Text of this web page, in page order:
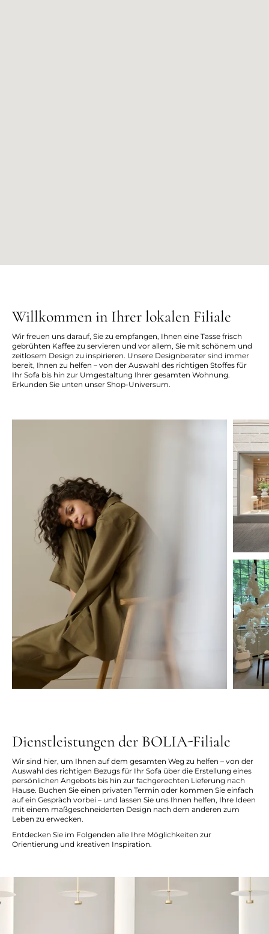
Willkommen in Ihrer lokalen Filiale
Wir freuen uns darauf, Sie zu empfangen, Ihnen eine Tasse frisch
gebrühten Kaffee zu servieren und vor allem, Sie mit schönem und
zeitlosem Design zu inspirieren. Unsere Designberater sind immer
bereit, Ihnen zu helfen – von der Auswahl des richtigen Stoffes für
Ihr Sofa bis hin zur Umgestaltung Ihrer gesamten Wohnung.
Erkunden Sie unten unser Shop-Universum.
Dienstleistungen der BOLIA-Filiale
Wir sind hier, um Ihnen auf dem gesamten Weg zu helfen – von der
Auswahl des richtigen Bezugs für Ihr Sofa über die Erstellung eines
persönlichen Angebots bis hin zur fachgerechten Lieferung nach
Hause. Buchen Sie einen privaten Termin oder kommen Sie einfach
auf ein Gespräch vorbei – und lassen Sie uns Ihnen helfen, Ihre Ideen
mit einem maßgeschneiderten Design nach dem anderen zum
Leben zu erwecken.
Entdecken Sie im Folgenden alle Ihre Möglichkeiten zur
Orientierung und kreativen Inspiration.